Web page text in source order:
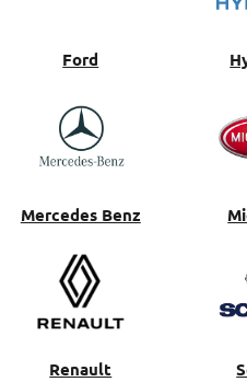
Ford
Mercedes Benz
Renault